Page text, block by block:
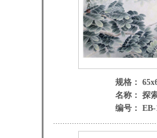
规格：
名称： 探
编号： EB-